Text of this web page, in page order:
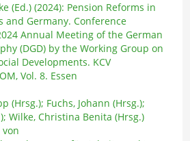
(Ed.) (2024): Pension Reforms in
and Germany. Conference
Annual Meeting of the German
(DGD) by the Working Group on
Developments. KCV
Vol. 8. Essen
(Hrsg.); Fuchs, Johann (Hrsg.);
Wilke, Christina Benita (Hrsg.)
von